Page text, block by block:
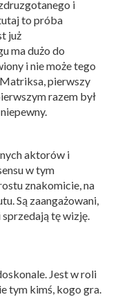
i
to próba
już
ma dużo do
i nie może tego
pierwszy
razem był
aktorów i
w tym
znakomicie, na
Są zaangażowani,
tę wizję.
Jest w roli
tym kimś, kogo gra.